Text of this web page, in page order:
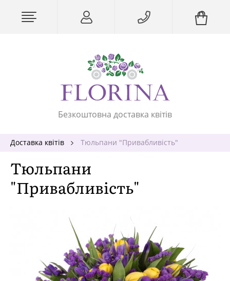
Безкоштовна доставка квітів
Доставка квітів Тюльпани "Привабливість"
Тюльпани
"Привабливість"